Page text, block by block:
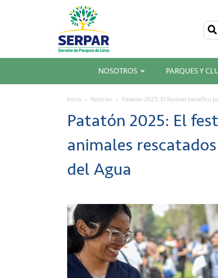
SERPAR
–
Servicio
de
Parques
de
NOSOTROS PARQUES Y
Inicio Noticias Patatón 2025: El festival benéfico
Patatón 2025: El
animales
del Agua